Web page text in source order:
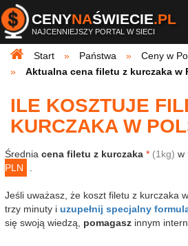
CENYNAŚWIECIE.PL
NAJCENNIEJSZY PORTAL W SIECI
Start
Państwa
Ceny w
Aktualna cena filetu z kurczaka w
ILE KOSZTUJE
KURCZAKA W
Średnia cena filetu z kurczaka * (1kg) w
PLN
Jeśli uważasz, że koszt filetu z kurczaka
trzy minuty i uzupełnij specjalny
się swoją wiedzą, pomagasz innym